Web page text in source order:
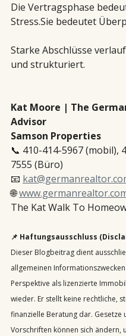
Die Vertragsphase
Stress.Sie bedeutet
Starke Abschlüsse
und strukturiert.
Kat Moore | The
Advisor
Samson Properties
📞 410-414-5967 (mobil),
7555 (Büro)
📧
🌐
The Kat Walk To
📌 Haftungsausschluss
Dieser Blogbeitrag dient
allgemeinen
Perspektive als lizenzierte
wieder. Er stellt keine rechtliche,
finanzielle Beratung dar. Gesetze
Vorschriften können sich ändern,